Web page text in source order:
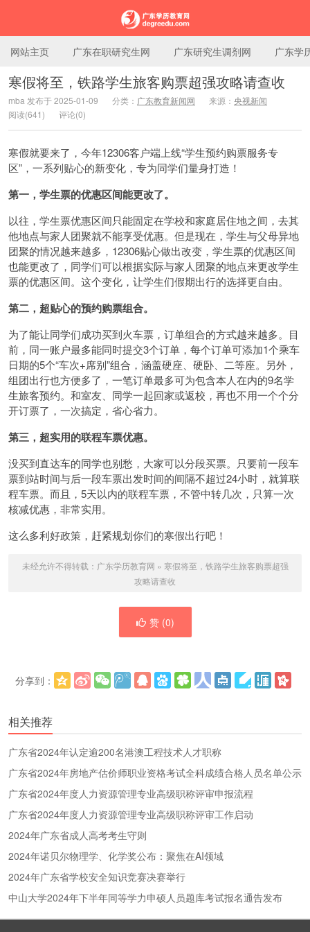
广东学历教育网
网站主页 广东在职研究生网 广东研究生调剂网 广东学
寒假将至，铁路学生旅客购票超强攻略请查收
mba 发布于 2025-01-09 分类： 广东教育新闻网 来源： 央视新闻
阅读(641)
评论(0)
寒假就要来了，今年12306客户端上线“学生预约购票服务专
区”，一系列贴心的新变化，专为同学们量身打造！
第一，学生票的优惠区间能更改了。
以往，学生票优惠区间只能固定在学校和家庭居住地之间，去其
他地点与家人团聚就不能享受优惠。但是现在，学生与父母异地
团聚的情况越来越多，12306贴心做出改变，学生票的优惠区间
也能更改了，同学们可以根据实际与家人团聚的地点来更改学生
票的优惠区间。这个变化，让学生们假期出行的选择更自由。
第二，超贴心的预约购票组合。
为了能让同学们成功买到火车票，订单组合的方式越来越多。目
前，同一账户最多能同时提交3个订单，每个订单可添加1个乘车
日期的5个“车次+席别”组合，涵盖硬座、硬卧、二等座。另外，
组团出行也方便多了，一笔订单最多可为包含本人在内的9名学
生旅客预约。和室友、同学一起回家或返校，再也不用一个个分
开订票了，一次搞定，省心省力。
第三，超实用的联程车票优惠。
没买到直达车的同学也别愁，大家可以分段买票。只要前一段车
票到站时间与后一段车票出发时间的间隔不超过24小时，就算联
程车票。而且，5天以内的联程车票，不管中转几次，只算一次
核减优惠，非常实用。
这么多利好政策，赶紧规划你们的寒假出行吧！
未经允许不得转载： 广东学历教育网 » 寒假将至，铁路学生旅客购票超强
攻略请查收
赞 (0)
分享到：
相关推荐
广东省2024年认定逾200名港澳工程技术人才职称
广东省2024年房地产估价师职业资格考试全科成绩合格人员名单公示
广东省2024年度人力资源管理专业高级职称评审申报流程
广东省2024年度人力资源管理专业高级职称评审工作启动
2024年广东省成人高考考生守则
2024年诺贝尔物理学、化学奖公布：聚焦在AI领域
2024年广东省学校安全知识竞赛决赛举行
中山大学2024年下半年同等学力申硕人员题库考试报名通告发布